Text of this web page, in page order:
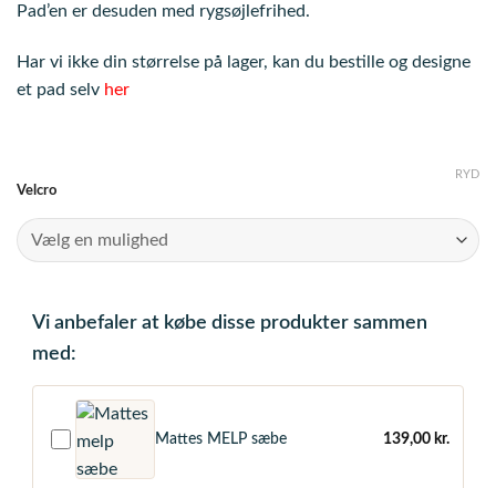
Pad’en er desuden med rygsøjlefrihed.
Har vi ikke din størrelse på lager, kan du bestille og designe
et pad selv her
Velcro
RYD
Vi anbefaler at købe disse produkter sammen
med:
Mattes MELP sæbe 139,00 kr.